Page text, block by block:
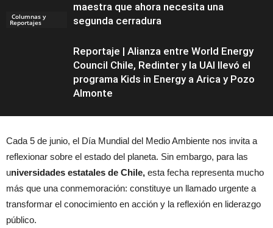
Columnas y
Reportajes
maestra que ahora necesita una
segunda cerradura
Columnas y
Reportaje | Alianza entre World Energy
Council Chile, Redinter y la UAI llevó el
programa Kids in Energy a Arica y Pozo
Almonte
Cada 5 de junio, el Día Mundial del Medio Ambiente nos invita a
reflexionar sobre el estado del planeta. Sin embargo, para las
universidades estatales de Chile, esta fecha representa mucho
más que una conmemoración: constituye un llamado urgente a
transformar el conocimiento en acción y la reflexión en liderazgo
público.